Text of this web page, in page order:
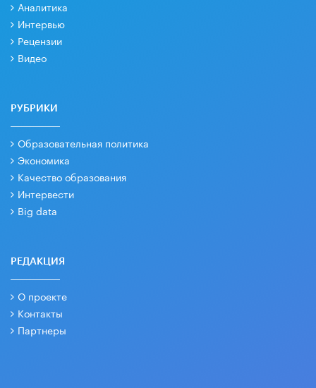
Аналитика
Интервью
Рецензии
Видео
РУБРИКИ
Образовательная политика
Экономика
Качество образования
Интервести
Big data
РЕДАКЦИЯ
О проекте
Контакты
Партнеры